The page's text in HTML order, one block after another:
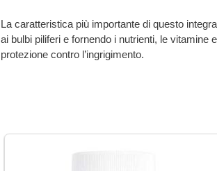
La caratteristica più importante di questo
ai bulbi piliferi e fornendo i nutrienti, le vitamine
protezione contro l’ingrigimento.